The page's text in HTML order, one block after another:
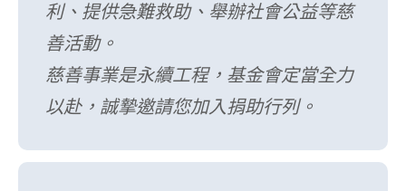
利、提供急難救助、舉辦社會公益等慈
善活動。
慈善事業是永續工程，基金會定當全力
以赴，誠摯邀請您加入捐助行列。